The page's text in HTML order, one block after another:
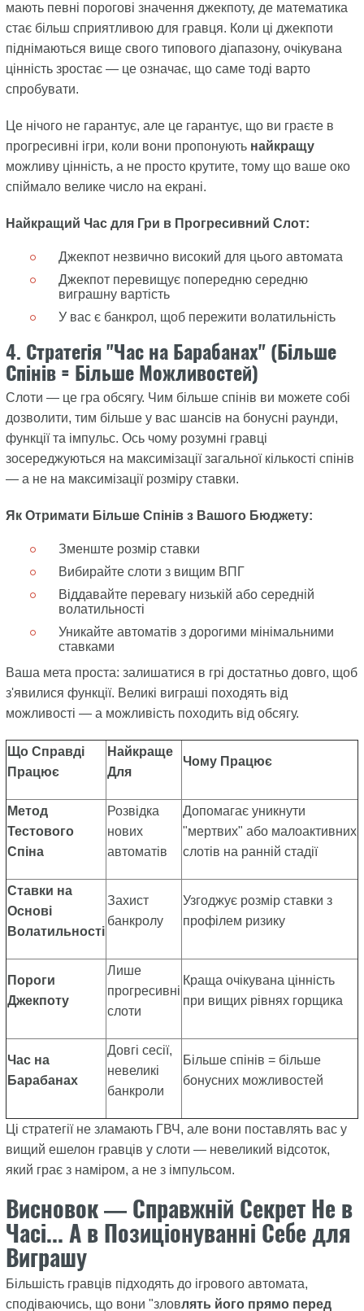
мають певні порогові значення джекпоту, де математика
стає більш сприятливою для гравця. Коли ці джекпоти
піднімаються вище свого типового діапазону, очікувана
цінність зростає — це означає, що саме тоді варто
спробувати.
Це нічого не гарантує, але це гарантує, що ви граєте в
прогресивні ігри, коли вони пропонують найкращу
можливу цінність, а не просто крутите, тому що ваше око
спіймало велике число на екрані.
Найкращий Час для Гри в Прогресивний Слот:
Джекпот незвично високий для цього автомата
Джекпот перевищує попередню середню
виграшну вартість
У вас є банкрол, щоб пережити волатильність
4. Стратегія "Час на Барабанах" (Більше
Спінів = Більше Можливостей)
Слоти — це гра обсягу. Чим більше спінів ви можете собі
дозволити, тим більше у вас шансів на бонусні раунди,
функції та імпульс. Ось чому розумні гравці
зосереджуються на максимізації загальної кількості спінів
— а не на максимізації розміру ставки.
Як Отримати Більше Спінів з Вашого Бюджету:
Зменште розмір ставки
Вибирайте слоти з вищим ВПГ
Віддавайте перевагу низькій або середній
волатильності
Уникайте автоматів з дорогими мінімальними
ставками
Ваша мета проста: залишатися в грі достатньо довго, щоб
з'явилися функції. Великі виграші походять від
можливості — а можливість походить від обсягу.
Що Справді
Працює
Найкраще
Для
Чому Працює
Метод
Тестового
Спіна
Розвідка
нових
автоматів
Допомагає уникнути
"мертвих" або малоактивних
слотів на ранній стадії
Ставки на
Основі
Волатильності
Захист
банкролу
Узгоджує розмір ставки з
профілем ризику
Пороги
Джекпоту
Лише
прогресивні
слоти
Краща очікувана цінність
при вищих рівнях горщика
Час на
Барабанах
Довгі сесії,
невеликі
банкроли
Більше спінів = більше
бонусних можливостей
Ці стратегії не зламають ГВЧ, але вони поставлять вас у
вищий ешелон гравців у слоти — невеликий відсоток,
який грає з наміром, а не з імпульсом.
Висновок — Справжній Секрет Не в
Часі... А в Позиціонуванні Себе для
Виграшу
Більшість гравців підходять до ігрового автомата,
сподіваючись, що вони "зловлять його прямо перед